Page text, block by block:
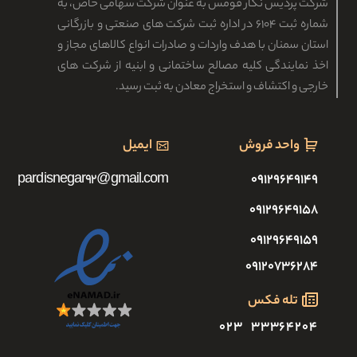
شرکت پردیس نگار قومس به عنوان شرکت سهامی خاص، به
شماره ثبت ۶۱۰۴ در اداره ثبت شرکت های صنعتی و بازرگانی
استان سمنان با هدف واردات و صادرات انواع کالاهای مجاز و
اخذ نمایندگی کلیه مصالح ساختمانی و ابنیه از شرکت های
خارجی و اکتشاف و استخراج معادن به ثبت رسید.
واحد فروش
۰۹۱۲۹۶۴۹۱۴۹
۰۹۱۲۹۶۴۹۱۵۸
۰۹۱۲۹۶۴۹۱۵۹
۰۹۱۲۰۷۳۶۲۸۴
تله فکس
۳۳۳۶۴۲۰۴ ۰۲۳
ایمیل
pardisnegar92@gmail.com